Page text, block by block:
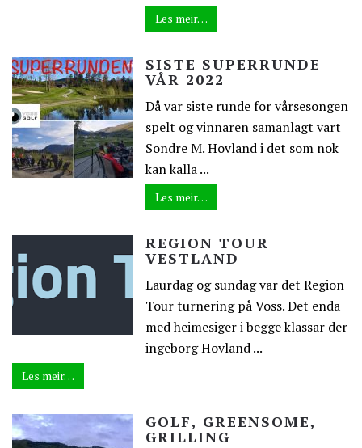
Les meir…
SISTE SUPERRUNDE
VÅR 2022
Då var siste runde for vårsesongen
spelt og vinnaren samanlagt vart
Sondre M. Hovland i det som nok
kan kalla ...
Les meir…
REGION TOUR
VESTLAND
Laurdag og sundag var det Region
Tour turnering på Voss. Det enda
med heimesiger i begge klassar der
ingeborg Hovland ...
Les meir…
GOLF, GREENSOME,
GRILLING